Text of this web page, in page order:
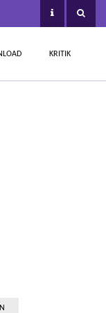
KRITIK